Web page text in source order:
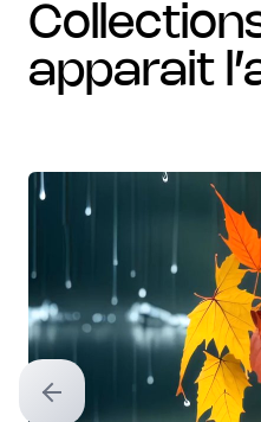
collections où
apparait
Previous slide